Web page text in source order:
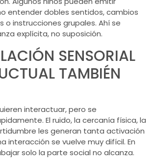
entender dobles sentidos, cambios
o instrucciones grupales. Ahí se
explícita, no suposición.
SENSORIAL
TAMBIÉN
interactuar, pero se
El ruido, la cercanía física, la
les generan tanta activación
interacción se vuelve muy difícil. En
solo la parte social no alcanza.